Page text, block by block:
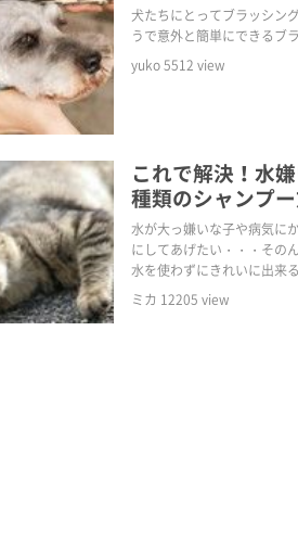
犬たちにとってブラッシン
うで意外と簡単にできるブ
yuko5512 view
これで解決！水
種類のシャンプ
水が大っ嫌いな子や病気に
にしてあげたい・・・その
水を使わずにきれいに出来
ミカ 12205 view